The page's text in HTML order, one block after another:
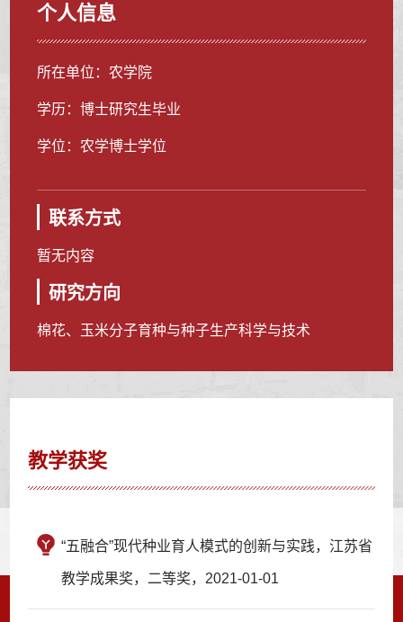
个人信息
所在单位：农学院
学历：博士研究生毕业
学位：农学博士学位
联系方式
暂无内容
研究方向
棉花、玉米分子育种与种子生产科学与技术
教学获奖
“五融合”现代种业育人模式的创新与实践，江苏省
教学成果奖，二等奖，2021-01-01